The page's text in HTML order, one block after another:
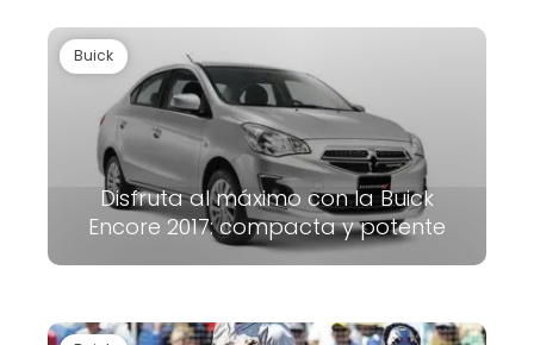
Buick
Disfruta al máximo con la Buick
Encore 2017: compacta y potente